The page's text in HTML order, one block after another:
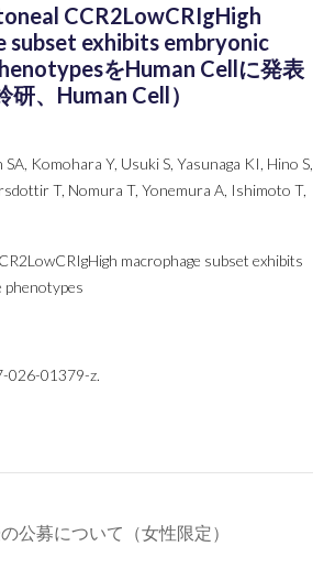
CCR2LowCRIgHigh
subset exhibits embryonic
をHuman Cellに発表
研、Human Cell）
Komohara Y, Usuki S, Yasunaga KI, Hino S,
T, Nomura T, Yonemura A, Ishimoto T,
macrophage subset exhibits
phenotypes
026-01379-z.
公募について（女性限定）